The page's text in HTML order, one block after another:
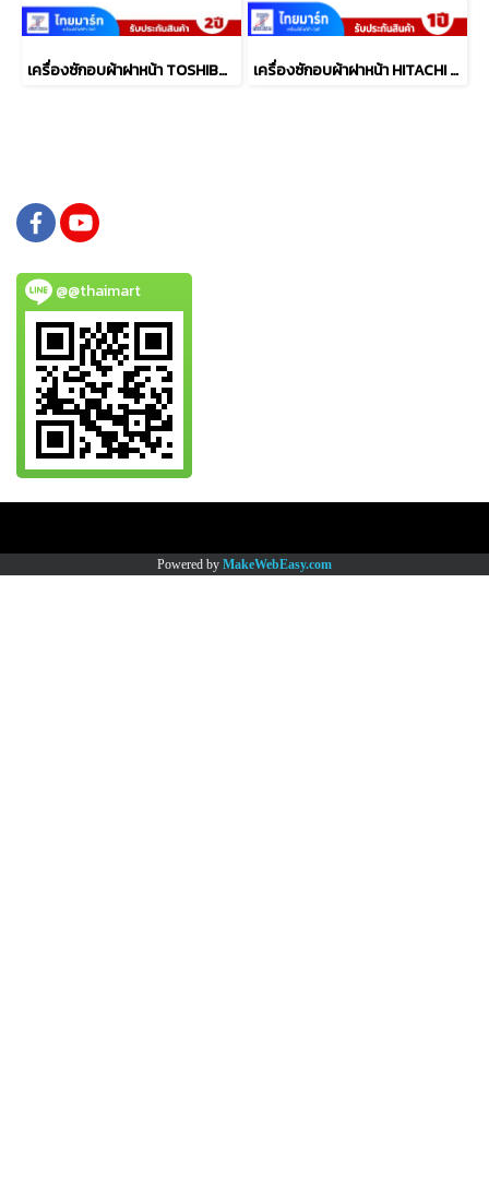
เครื่องซักอบผ้าฝาหน้า TOSHIBA รุ่น TWD-T25BZP140MWT(MG) เครื่องซักอบผ้าฝาหน้า HITACHI 10.5/7 กก. รุ่น BD-D1054HVOS
@@thaimart
Powered by MakeWebEasy.com